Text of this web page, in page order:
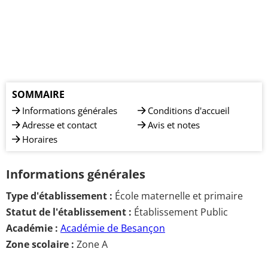
SOMMAIRE
Informations générales
Adresse et contact
Horaires
Conditions d'accueil
Avis et notes
Informations générales
Type d'établissement : École maternelle et primaire
Statut de l'établissement : Établissement Public
Académie : Académie de Besançon
Zone scolaire : Zone A